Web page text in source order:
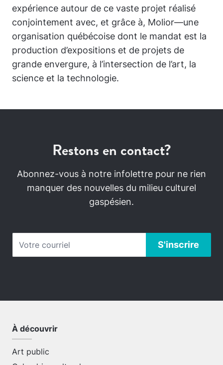
expérience autour de ce vaste projet réalisé
conjointement avec, et grâce à, Molior—une
organisation québécoise dont le mandat est la
production d’expositions et de projets de
grande envergure, à l’intersection de l’art, la
science et la technologie.
Restons en contact?
Abonnez-vous à notre infolettre pour ne rien
manquer des nouvelles du milieu culturel
gaspésien.
À découvrir
Art public